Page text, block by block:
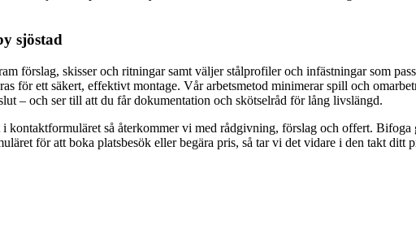
sjöstad
förslag, skisser och ritningar samt väljer stålprofiler och infästningar som
för ett säkert, effektivt montage. Vår arbetsmetod minimerar spill och
– och ser till att du får dokumentation och skötselråd för lång livslängd.
så återkommer vi med rådgivning, förslag och offert. Bifoga
för att boka platsbesök eller begära pris, så tar vi det vidare i den takt ditt